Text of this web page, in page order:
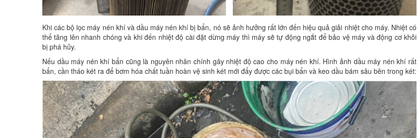
Khi các bộ lọc máy nén khí và dầu máy nén khí bị bẩn, nó sẽ ảnh hưởng rất lớn đến hiệu quả giải nhiệt cho máy. Nhiệt có
thể tăng lên nhanh chóng và khi đến nhiệt độ cài đặt dừng máy thì máy sẽ tự động ngắt để bảo vệ máy và động cơ khỏi
bị phá hủy.
Nếu dầu máy nén khí bẩn cũng là nguyên nhân chính gây nhiệt độ cao cho máy nén khí. Hình ảnh dầu máy nén khí rất
bẩn, cần tháo két ra để bơm hóa chất tuần hoàn vệ sinh két mới đẩy được các bụi bẩn và keo dầu bám sâu bên trong két: